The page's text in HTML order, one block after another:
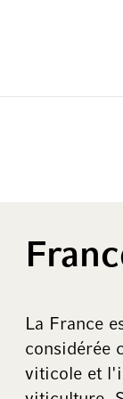
La France
considérée
viticole et